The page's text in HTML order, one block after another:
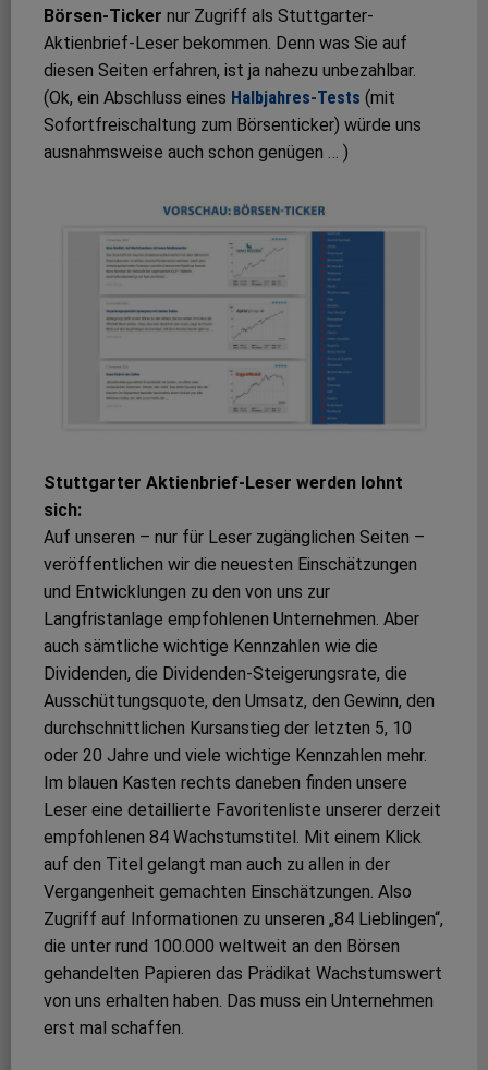
Börsen-Ticker nur Zugriff als Stuttgarter-
Aktienbrief-Leser bekommen. Denn was Sie auf
diesen Seiten erfahren, ist ja nahezu unbezahlbar.
(Ok, ein Abschluss eines Halbjahres-Tests (mit
Sofortfreischaltung zum Börsenticker) würde uns
ausnahmsweise auch schon genügen … )
Stuttgarter Aktienbrief-Leser werden lohnt
sich:
Auf unseren – nur für Leser zugänglichen Seiten –
veröffentlichen wir die neuesten Einschätzungen
und Entwicklungen zu den von uns zur
Langfristanlage empfohlenen Unternehmen. Aber
auch sämtliche wichtige Kennzahlen wie die
Dividenden, die Dividenden-Steigerungsrate, die
Ausschüttungsquote, den Umsatz, den Gewinn, den
durchschnittlichen Kursanstieg der letzten 5, 10
oder 20 Jahre und viele wichtige Kennzahlen mehr.
Im blauen Kasten rechts daneben finden unsere
Leser eine detaillierte Favoritenliste unserer derzeit
empfohlenen 84 Wachstumstitel. Mit einem Klick
auf den Titel gelangt man auch zu allen in der
Vergangenheit gemachten Einschätzungen. Also
Zugriff auf Informationen zu unseren „84 Lieblingen“,
die unter rund 100.000 weltweit an den Börsen
gehandelten Papieren das Prädikat Wachstumswert
von uns erhalten haben. Das muss ein Unternehmen
erst mal schaffen.